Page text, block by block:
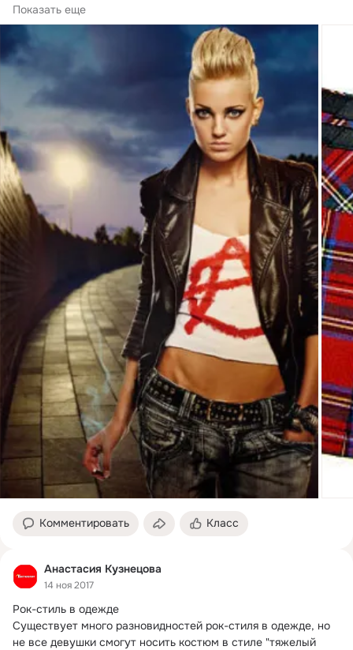
красный цвета, но допустимы и вызывающе яркие оттенки.
Показать еще
Комментировать Класс
Анастасия Кузнецова
14 ноя 2017
Рок-стиль в одежде
Существует много разновидностей рок-стиля в одежде, но
не все девушки смогут носить костюм в стиле "тяжелый